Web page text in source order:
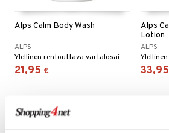
Alps Calm Body Wash
ALPS
Ylellinen rentouttava vartalosaippua ALPSilta
21,95 €
Alps
Lotion
ALPS
33,95
& Soujaus
& Ihonpuhdistus